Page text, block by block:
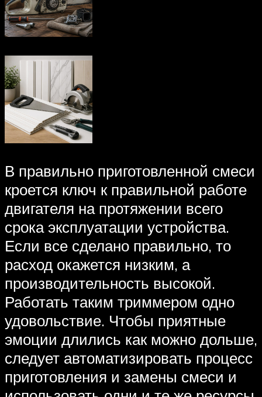
В правильно приготовленной смеси
кроется ключ к правильной работе
двигателя на протяжении всего
срока эксплуатации устройства.
Если все сделано правильно, то
расход окажется низким, а
производительность высокой.
Работать таким триммером одно
удовольствие. Чтобы приятные
эмоции длились как можно дольше,
следует автоматизировать процесс
приготовления и замены смеси и